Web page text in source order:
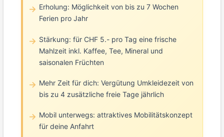
Erholung: Möglichkeit von bis zu 7 Wochen
Ferien pro Jahr
Stärkung: für CHF 5.- pro Tag eine frische
Mahlzeit inkl. Kaffee, Tee, Mineral und
saisonalen Früchten
Mehr Zeit für dich: Vergütung Umkleidezeit von
bis zu 4 zusätzliche freie Tage jährlich
Mobil unterwegs: attraktives Mobilitätskonzept
für deine Anfahrt